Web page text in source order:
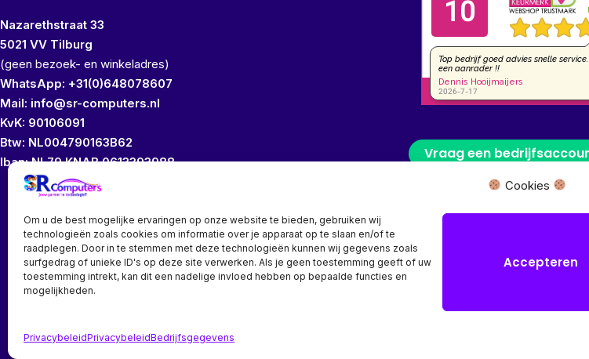
Cookies
Om u de best mogelijke ervaringen op onze website te bieden, gebruiken wij
technologieën zoals cookies om informatie over je apparaat op te slaan en/of te
raadplegen. Door in te stemmen met deze technologieën kunnen wij gegevens zoals
surfgedrag of unieke ID's op deze site verwerken. Als je geen toestemming geeft of uw
toestemming intrekt, kan dit een nadelige invloed hebben op bepaalde functies en
mogelijkheden.
Accepteren
PrivacybeleidPrivacybeleidBedrijfsgegevens
Nazarethstraat 33
5021 VV Tilburg
(geen bezoek- en winkeladres)
WhatsApp: +31(0)648078607
Mail: info@sr-computers.nl
KvK: 90106091
Btw: NL004790163B62
Iban: NL79 KNAB 0613393988
Vraag een
Wij bezitten geen fysieke winkel of bezoekadres, wij leveren uw